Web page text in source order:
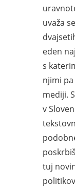
uvaža
eden
s
njimi
mediji.
v
tuj